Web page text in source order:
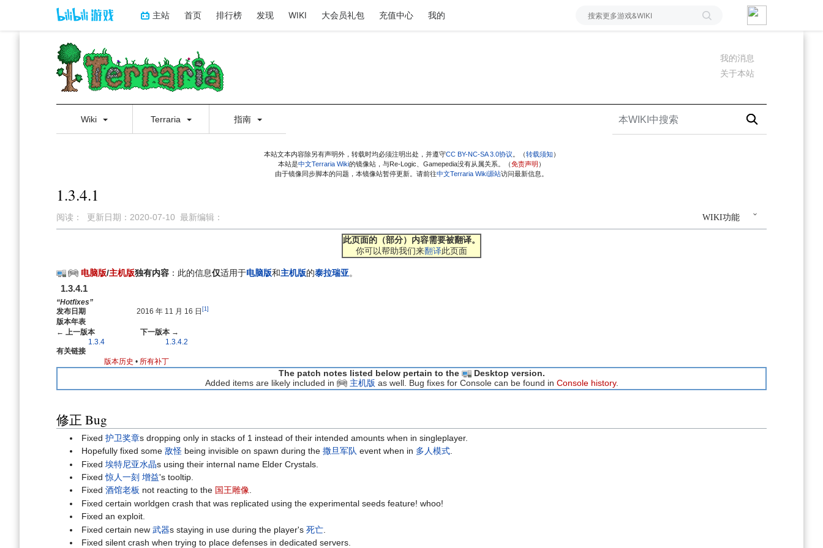
主站 首页 排行榜 发现 WIKI 大会员礼包 充值中心 我的
我的消息
关于本站
Wiki Terraria 指南
本站文本内容除另有声明外，转载时均必须注明出处，并遵守CC BY-NC-SA 3.0协议 。（转载须知 ）
本站是中文Terraria Wiki的镜像站，与Re-Logic、Gamepedia没有从属关系。（免责声明 ）
由于镜像同步脚本的问题，本镜像站暂停更新。请前往中文Terraria Wiki源站访问最新信息。
1.3.4.1
WIKI功能
阅读： 更新日期： 2020-07-10 最新编辑：
航
索
此页面的（部分）内容需要被翻译。
你可以帮助我们来翻译此页面
电脑版/主机版独有内容 ：此的信息仅适用于电脑版和主机版的泰拉瑞亚。
1.3.4.1
“Hotfixes”
发布日期
2016 年 11 月 16 日 [1]
版本年表
← 上一版本
下一版本 →
1.3.4
1.3.4.2
有关链接
版本历史 • 所有补丁
The patch notes listed below pertain to the
Desktop version.
Added items are likely included in
主机版 as well. Bug fixes for Console can be found in Console history.
修正 Bug
Fixed护卫奖章s dropping only in stacks of 1 instead of their intended amounts when in singleplayer.
Hopefully fixed some敌怪 being invisible on spawn during the撒旦军队 event when in 多人模式.
Fixed埃特尼亚水晶s using their internal name Elder Crystals.
Fixed惊人一刻 增益's tooltip.
Fixed酒馆老板 not reacting to the 国王雕像.
Fixed certain worldgen crash that was replicated using the experimental seeds feature! whoo!
Fixed an exploit.
Fixed certain new武器s staying in use during the player's死亡
Fixed silent crash when trying to place defenses in dedicated servers.